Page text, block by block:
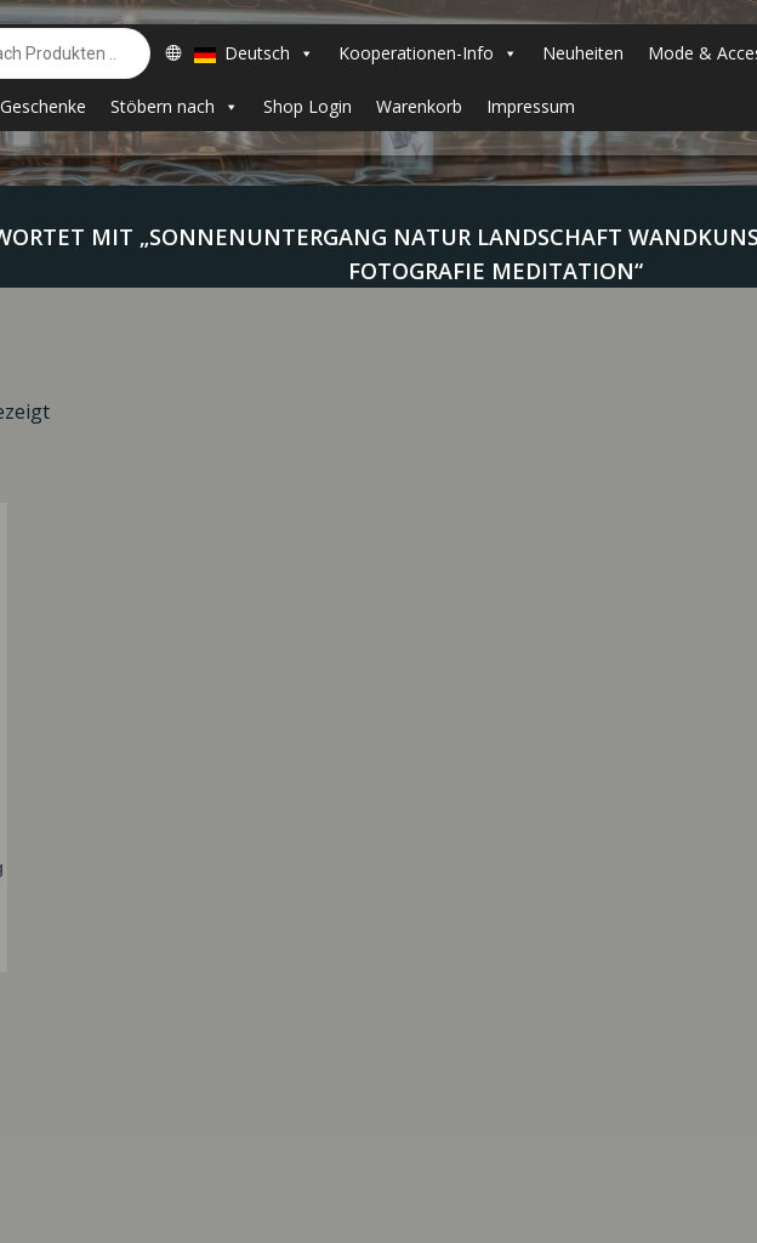
Deutsch Kooperationen-Info Neuheiten Mode &
Stöbern nach Shop Login Warenkorb Impressum
MIT „SONNENUNTERGANG NATUR LANDSCHAFT
FOTOGRAFIE MEDITATION“